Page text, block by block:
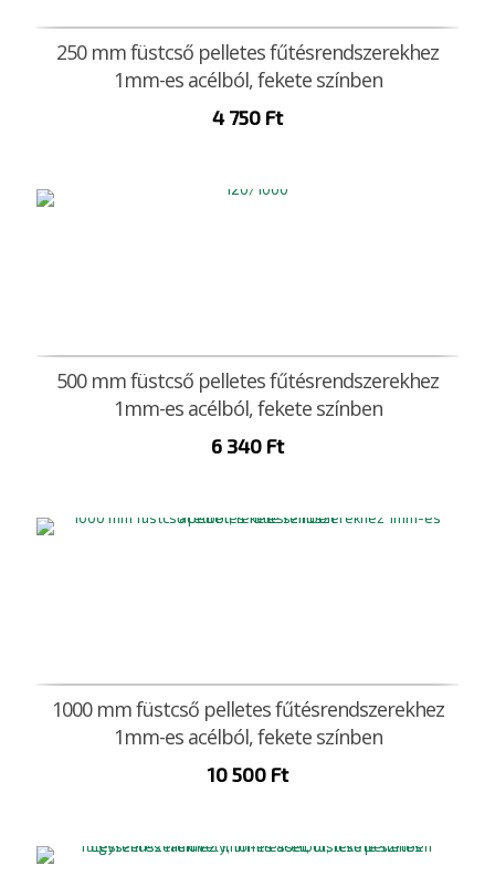
250 mm füstcső pelletes fűtésrendszerekhez
1mm-es acélból, fekete színben
4 750 Ft
500 mm füstcső pelletes fűtésrendszerekhez
1mm-es acélból, fekete színben
6 340 Ft
1000 mm füstcső pelletes fűtésrendszerekhez
1mm-es acélból, fekete színben
10 500 Ft